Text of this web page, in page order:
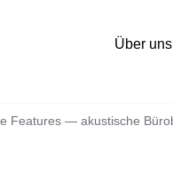
Über uns
Features — akustische